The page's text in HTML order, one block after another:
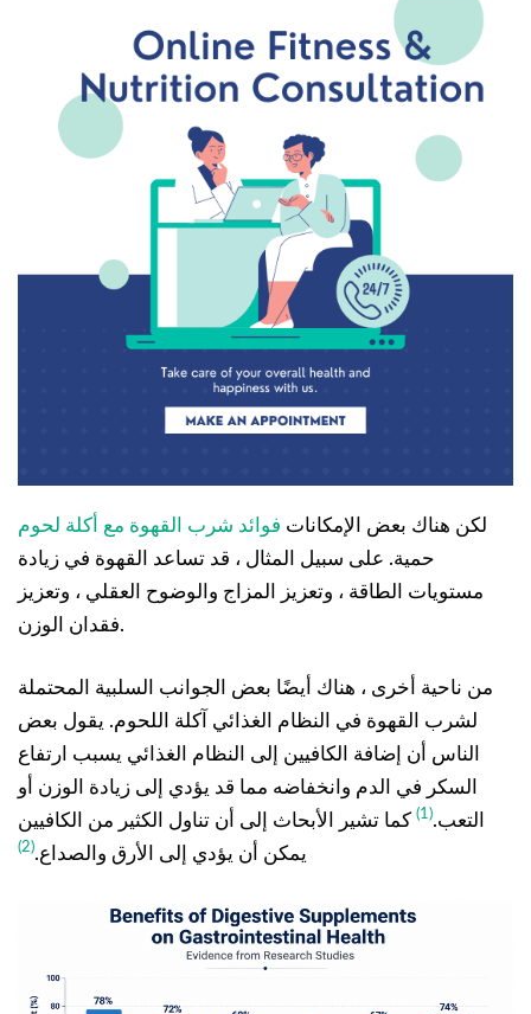
لكن هناك بعض الإمكانات فوائد شرب القهوة مع أكلة لحوم
حمية. على سبيل المثال ، قد تساعد القهوة في زيادة
مستويات الطاقة ، وتعزيز المزاج والوضوح العقلي ، وتعزيز
فقدان الوزن.
من ناحية أخرى ، هناك أيضًا بعض الجوانب السلبية المحتملة
لشرب القهوة في النظام الغذائي آكلة اللحوم. يقول بعض
الناس أن إضافة الكافيين إلى النظام الغذائي يسبب ارتفاع
السكر في الدم وانخفاضه مما قد يؤدي إلى زيادة الوزن أو
التعب.(1)
كما تشير الأبحاث إلى أن تناول الكثير من الكافيين
يمكن أن يؤدي إلى الأرق والصداع.(2)